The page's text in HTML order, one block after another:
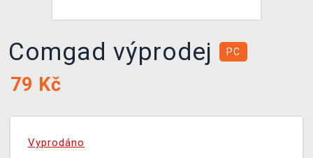
Comgad výprodej PC
79 Kč
Vyprodáno